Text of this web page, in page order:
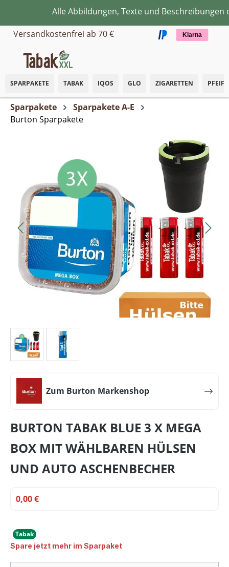
Zum Hauptinhalt springen
Alle Abbildungen, Texte und Beschreibungen
Versandkostenfrei ab 70 €
Klarna
SPARPAKETE TABAK IQOS GLO ZIGARETTEN
Sparpakete
Sparpakete A-E
Burton Sparpakete
Zum Burton Markenshop
BURTON TABAK BLUE 3 X MEGA
BOX MIT WÄHLBAREN HÜLSEN
UND AUTO ASCHENBECHER
0,00 €
Tabak
Spare jetzt mehr im Sparpaket